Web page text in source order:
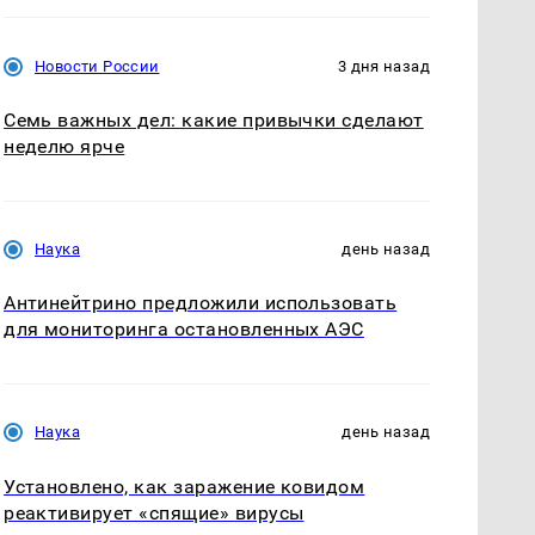
Новости России 3 дня назад
Семь важных дел: какие привычки сделают
неделю ярче
Наука день назад
Антинейтрино предложили использовать
для мониторинга остановленных АЭС
Наука день назад
Установлено, как заражение ковидом
реактивирует «спящие» вирусы